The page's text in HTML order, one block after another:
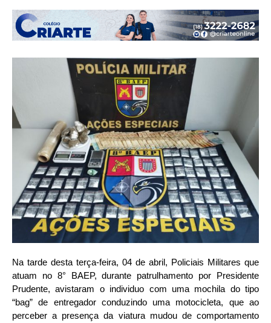
Na tarde desta terça-feira, 04 de abril, Policiais Militares que
atuam no 8° BAEP, durante patrulhamento por Presidente
Prudente, avistaram o individuo com uma mochila do tipo
“bag” de entregador conduzindo uma motocicleta, que ao
perceber a presença da viatura mudou de comportamento